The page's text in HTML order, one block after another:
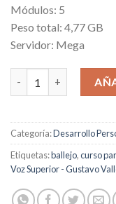
Módulos: 5
Peso total: 4,77 GB
Servidor: Mega
Voz Superior cantidad
Categoría:Desarrollo
Etiquetas:ballejo,curso
Voz Superior - Gustavo